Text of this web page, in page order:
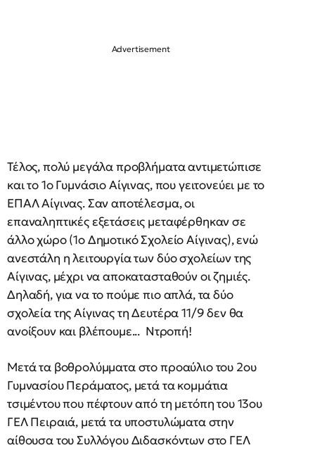
Τέλος, πολύ μεγάλα προβλήματα αντιμετώπισε
και το 1ο Γυμνάσιο Αίγινας, που γειτονεύει με το
ΕΠΑΛ Αίγινας. Σαν αποτέλεσμα, οι
επαναληπτικές εξετάσεις μεταφέρθηκαν σε
άλλο χώρο (1ο Δημοτικό Σχολείο Αίγινας), ενώ
ανεστάλη η λειτουργία των δύο σχολείων της
Αίγινας, μέχρι να αποκατασταθούν οι ζημιές.
Δηλαδή, για να το πούμε πιο απλά, τα δύο
σχολεία της Αίγινας τη Δευτέρα 11/9 δεν θα
ανοίξουν και βλέπουμε... Ντροπή!
Μετά τα βοθρολύμματα στο προαύλιο του 2ου
Γυμνασίου Περάματος, μετά τα κομμάτια
τσιμέντου που πέφτουν από τη μετόπη του 13ου
ΓΕΛ Πειραιά, μετά τα υποστυλώματα στην
αίθουσα του Συλλόγου Διδασκόντων στο ΓΕΛ